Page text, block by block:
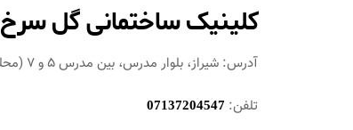
کلینیک ساختمانی گل سرخ
آدرس: شیراز، بلوار مدرس، بین مدرس 5 و 7 (محله‌ی دوران)
تلفن: 07137204547